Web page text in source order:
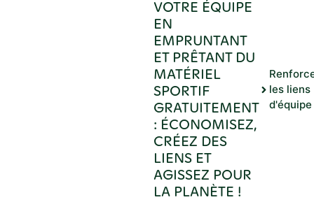
VOTRE ÉQUIPE
EN
EMPRUNTANT
ET PRÊTANT DU
MATÉRIEL
SPORTIF
GRATUITEMENT
: ÉCONOMISEZ,
CRÉEZ DES
LIENS ET
AGISSEZ POUR
LA PLANÈTE !
les liens
d'équipe